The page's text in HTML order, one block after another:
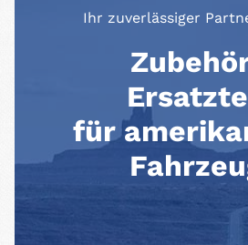
Ihr zuverlässiger
für